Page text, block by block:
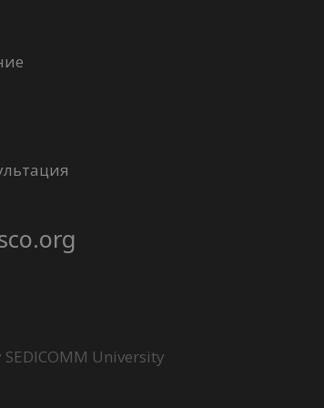
University